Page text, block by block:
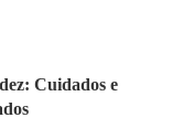
Cuidados e